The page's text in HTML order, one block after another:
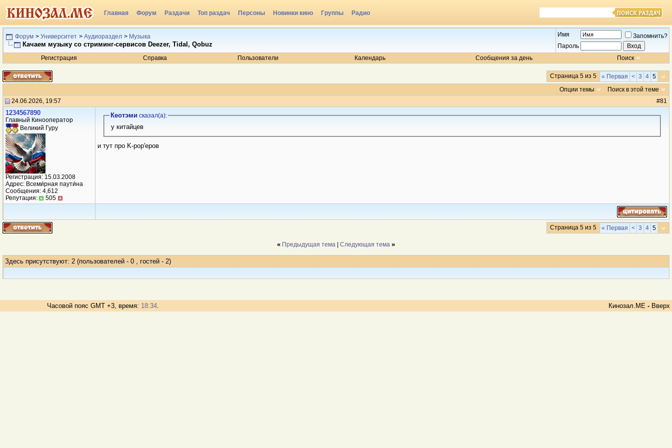
Главная Форум Раздачи Топ раздач Персоны Новинки кино Группы Радио
Форум > Университет > Аудиораздел > Музыка
Качаем музыку со стриминг-сервисов Deezer, Tidal, Qobuz
Имя
Запомнить?
Пароль
Регистрация
Справка Пользователи Календарь Сообщения за день Поиск
Страница 5 из 5 « Первая < 3 4 5
Опции темы
Поиск в этой теме
24.06.2026, 19:57
#81
1234567890
Главный Кинооператор
Великий Гуру
Регистрация: 15.03.2008
Адрес: Всеми́рная паути́на
Сообщения: 4,612
Репутация:
505
Кеотэми сказал(a):
у китайцев
и тут про K-pop'еров
Страница 5 из 5 « Первая < 3 4 5
« Предыдущая тема Следующая тема »
Здесь присутствуют: 2 (пользователей - 0 , гостей - 2)
Часовой пояс GMT +3, время: 18:34. Кинозал.МЕ - Вверх